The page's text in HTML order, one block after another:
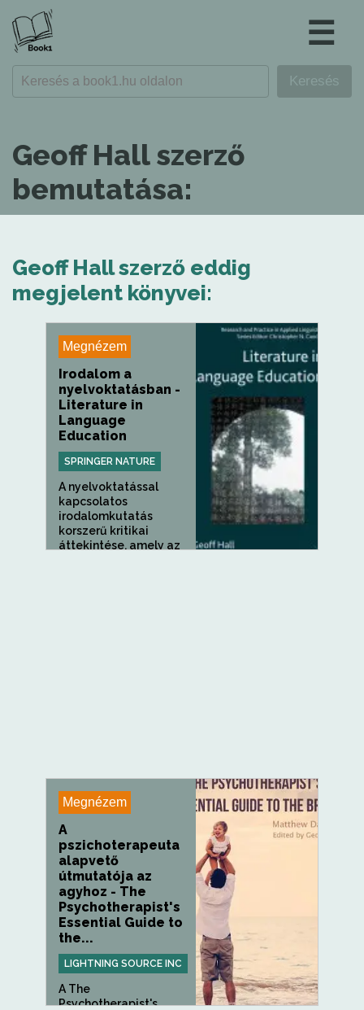
☰
Geoff Hall szerző
bemutatása:
Geoff Hall szerző eddig
megjelent könyvei:
Megnézem
Irodalom a
nyelvoktatásban -
Literature in
Language
Education
SPRINGER NATURE
A nyelvoktatással
kapcsolatos
irodalomkutatás
korszerű kritikai
áttekintése, amely az
Megnézem
A
pszichoterapeuta
alapvető
útmutatója az
agyhoz - The
Psychotherapist's
Essential Guide to
the...
LIGHTNING SOURCE INC
A The
Psychotherapist's